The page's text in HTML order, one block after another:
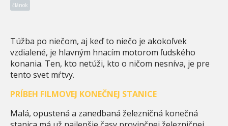
článok
Túžba po niečom, aj keď to niečo je akokoľvek
vzdialené, je hlavným hnacím motorom ľudského
konania. Ten, kto netúži, kto o ničom nesníva, je pre
tento svet mŕtvy.
PRÍBEH FILMOVEJ KONEČNEJ STANICE
Malá, opustená a zanedbaná železničná konečná